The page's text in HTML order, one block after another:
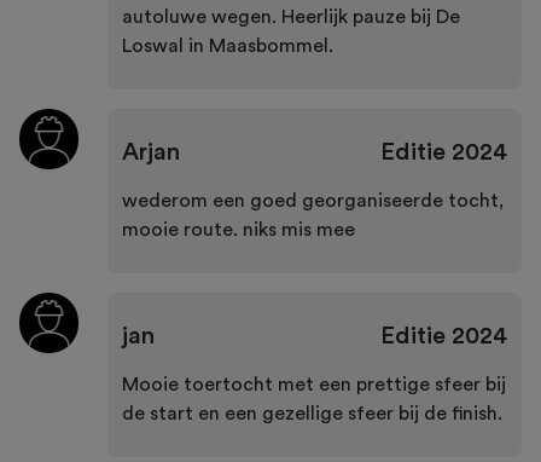
autoluwe wegen. Heerlijk pauze bij De
Loswal in Maasbommel.
Arjan Editie2024
wederom een goed georganiseerde tocht,
mooie route. niks mis mee
jan Editie2024
Mooie toertocht met een prettige sfeer bij
de start en een gezellige sfeer bij de finish.